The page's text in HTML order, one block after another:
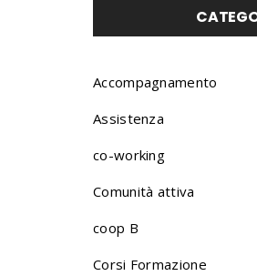
Accompagnamento
Assistenza
co-working
Comunità attiva
coop B
Corsi Formazione